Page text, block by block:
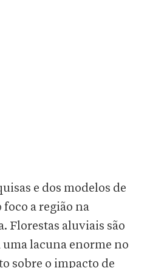
e dos modelos de
a região na
Florestas aluviais são
lacuna enorme no
sobre o impacto de